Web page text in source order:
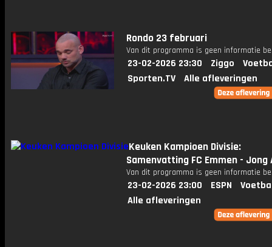
Rondo 23 februari
Van dit programma is geen informatie
23-02-2026 23:30 Ziggo
Sporten.TV
Alle afleveringen
Keuken Kampioen Divisie:
Samenvatting FC Emmen - Jong
Van dit programma is geen informatie
23-02-2026 23:00 ESPN
Alle afleveringen